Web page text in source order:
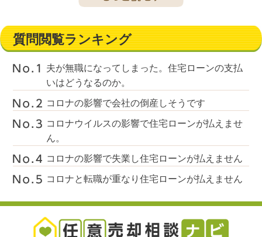
質問閲覧ランキング
夫が無職になってしまった。住宅ローンの支払
いはどうなるのか。
コロナの影響で会社の倒産しそうです
コロナウイルスの影響で住宅ローンが払えませ
ん。
コロナの影響で失業し住宅ローンが払えません
コロナと転職が重なり住宅ローンが払えません